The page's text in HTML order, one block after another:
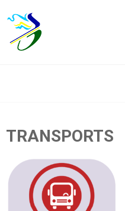
to
content
TRANSPORTS